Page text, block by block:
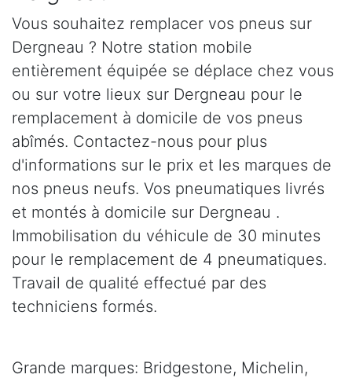
Vous souhaitez remplacer vos pneus sur
Dergneau ? Notre station mobile
entièrement équipée se déplace chez vous
ou sur votre lieux sur Dergneau pour le
remplacement à domicile de vos pneus
abîmés. Contactez-nous pour plus
d'informations sur le prix et les marques de
nos pneus neufs. Vos pneumatiques livrés
et montés à domicile sur Dergneau .
Immobilisation du véhicule de 30 minutes
pour le remplacement de 4 pneumatiques.
Travail de qualité effectué par des
techniciens formés.
Grande marques: Bridgestone, Michelin,